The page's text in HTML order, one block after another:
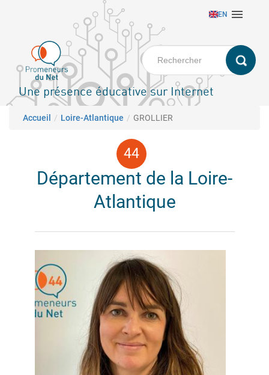
principal
EN 
Une présence éducative sur Internet
Fil d'Ariane
Accueil Loire-Atlantique GROLLIER
Département de la Loire-
Atlantique